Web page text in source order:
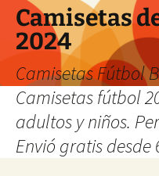
Camisetas
2024
Camisetas Fútbol
Camisetas fútbol
adultos y niños.
Envió gratis desde